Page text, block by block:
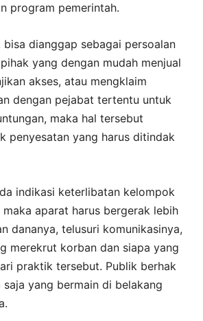
program pemerintah.
bisa dianggap sebagai persoalan
yang dengan mudah menjual
akses, atau mengklaim
dengan pejabat tertentu untuk
maka hal tersebut
penyesatan yang harus ditindak
indikasi keterlibatan kelompok
aparat harus bergerak lebih
dananya, telusuri komunikasinya,
merekrut korban dan siapa yang
praktik tersebut. Publik berhak
saja yang bermain di belakang